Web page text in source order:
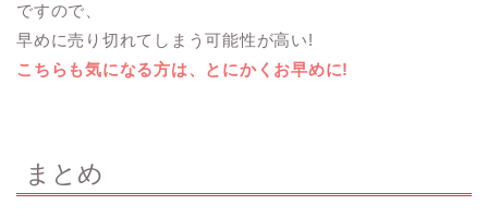
ですので、
早めに売り切れてしまう可能性が高い!
こちらも気になる方は、とにかくお早めに!
まとめ